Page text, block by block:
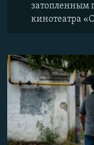
затопленным
кинотеатра